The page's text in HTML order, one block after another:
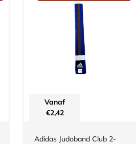
Vanaf
€2,42
Adidas Judoband Club 2-